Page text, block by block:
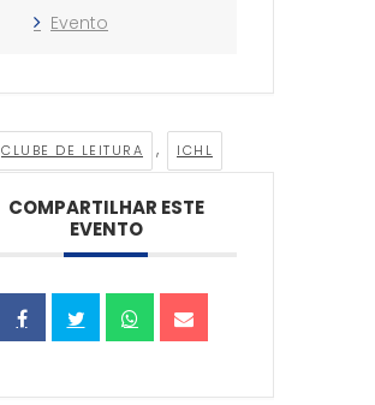
Evento
CLUBE DE LEITURA , ICHL
COMPARTILHAR ESTE
EVENTO